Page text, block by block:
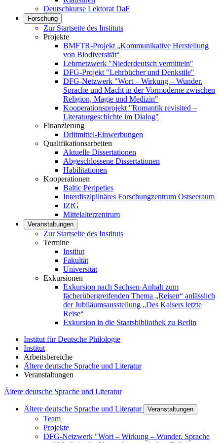
Deutschkurse Lektorat DaF
Forschung
Zur Startseite des Instituts
Projekte
BMFTR-Projekt „Kommunikative Herstellung
von Biodiversität“
Lehrnetzwerk "Niederdeutsch vermitteln"
DFG-Projekt "Lehrbücher und Denkstile"
DFG-Netzwerk "Wort – Wirkung – Wunder.
Sprache und Macht in der Vormoderne zwischen
Religion, Magie und Medizin"
Kooperationsprojekt "Romantik revisited –
Literaturgeschichte im Dialog"
Finanzierung
Drittmittel-Einwerbungen
Qualifikationsarbeiten
Aktuelle Dissertationen
Abgeschlossene Dissertationen
Habilitationen
Kooperationen
Baltic Peripeties
Interdisziplinäres Forschungzentrum Ostseeraum
IZfG
Mittelalterzentrum
Veranstaltungen
Zur Startseite des Instituts
Termine
Institut
Fakultät
Universität
Exkursionen
Exkursion nach Sachsen-Anhalt zum
fächerübergreifenden Thema „Reisen“ anlässlich
der Jubiläumsausstellung „Des Kaisers letzte
Reise“
Exkursion in die Staatsbibliothek zu Berlin
Institut für Deutsche Philologie
Institut
Arbeitsbereiche
Ältere deutsche Sprache und Literatur
Veranstaltungen
Ältere deutsche Sprache und Literatur
Ältere deutsche Sprache und Literatur Veranstaltungen
Team
Projekte
DFG-Netzwerk "Wort – Wirkung – Wunder. Sprache